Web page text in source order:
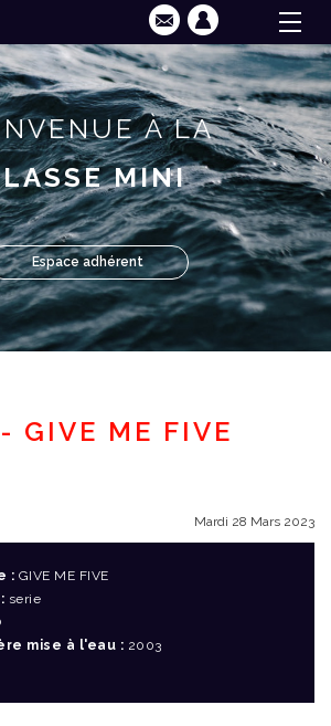
À LA
MINI
Espace adhérent
GIVE ME FIVE
Mardi 28 Mars 2023
: GIVE ME FIVE
serie
mise à l'eau : 2003